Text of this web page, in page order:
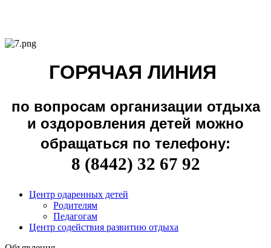
ГОРЯЧАЯ ЛИНИЯ
по вопросам организации отдыха
и оздоровления детей можно
обращаться по телефону:
8 (8442) 32 67 92
Центр одаренных детей
Родителям
Педагогам
Центр содействия развитию отдыха